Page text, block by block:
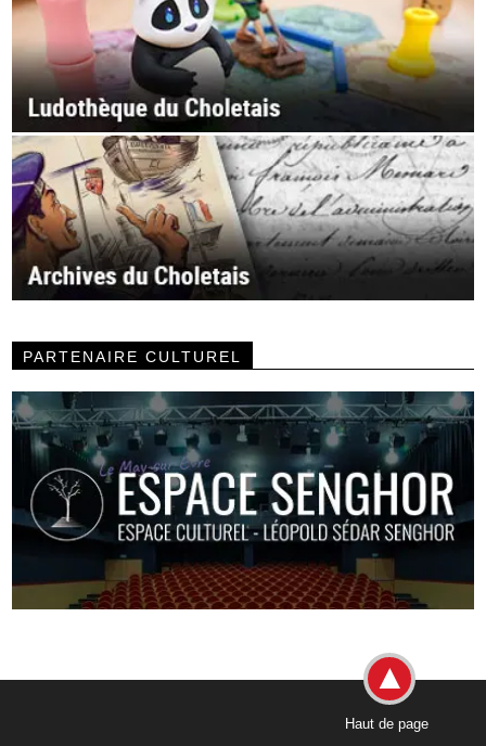
PARTENAIRE CULTUREL
Haut de page